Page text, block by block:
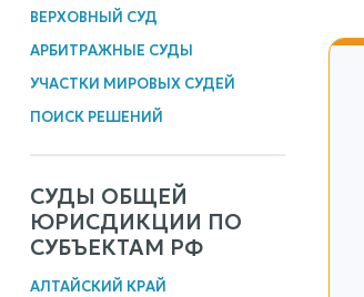
ВЕРХОВНЫЙ СУД
АРБИТРАЖНЫЕ СУДЫ
УЧАСТКИ МИРОВЫХ СУДЕЙ
ПОИСК РЕШЕНИЙ
СУДЫ ОБЩЕЙ
ЮРИСДИКЦИИ ПО
СУБЪЕКТАМ РФ
АЛТАЙСКИЙ КРАЙ